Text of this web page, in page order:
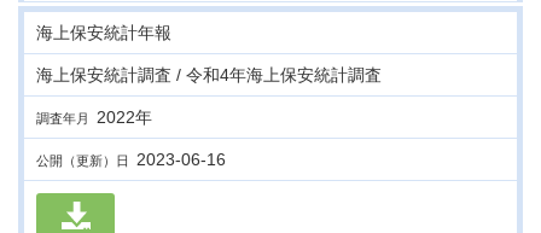
海上保安統計年報
海上保安統計調査 / 令和4年海上保安統計調査
調査年月 2022年
公開（更新）日 2023-06-16